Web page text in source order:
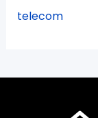
telecom